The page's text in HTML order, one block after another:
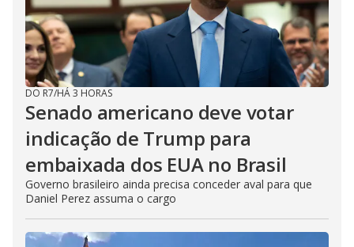
DO R7/HÁ 3 HORAS
Senado americano deve votar
indicação de Trump para
embaixada dos EUA no Brasil
Governo brasileiro ainda precisa conceder aval para que
Daniel Perez assuma o cargo